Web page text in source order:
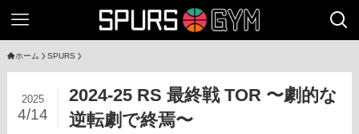
ホーム SPURS
2024-25 RS 最終戦 TOR 〜劇的な
逆転劇で終焉〜
2025
4/14